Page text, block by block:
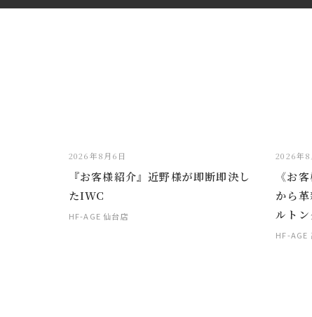
2026年8月6日
『お客様紹介』近野様が即断即決し
たIWC
HF-AGE 仙台店
2026年8
《お
から
ルト
HF-AGE